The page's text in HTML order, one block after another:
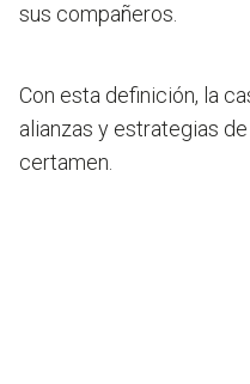
sus compañeros.
Con esta definición, la
alianzas y estrategias
certamen.